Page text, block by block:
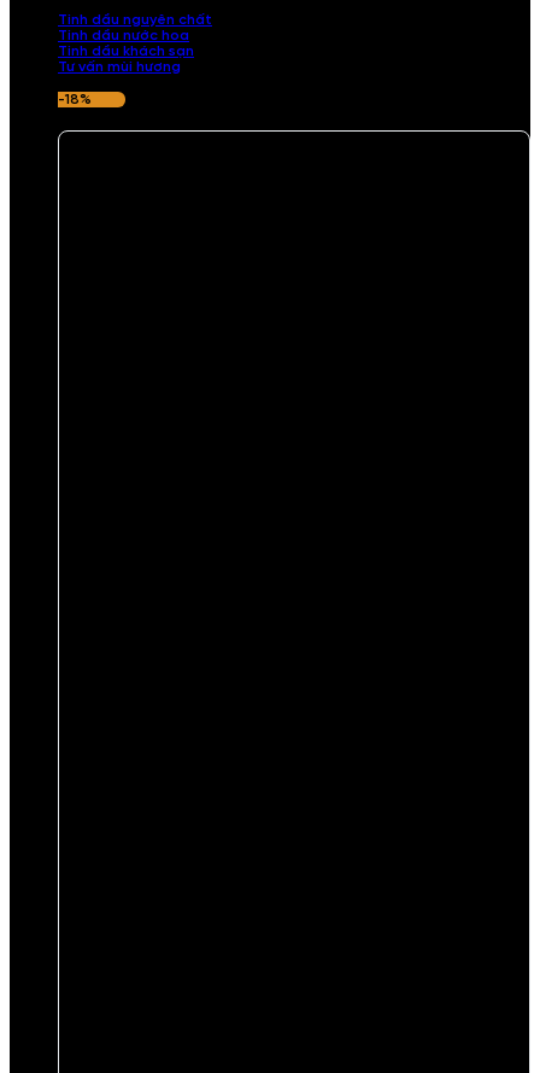
Tinh dầu nguyên chất
Tinh dầu nước hoa
Tinh dầu khách sạn
Tư vấn mùi hương
-18%